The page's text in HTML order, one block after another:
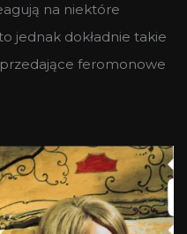
na niektóre
jednak dokładnie takie
feromonowe